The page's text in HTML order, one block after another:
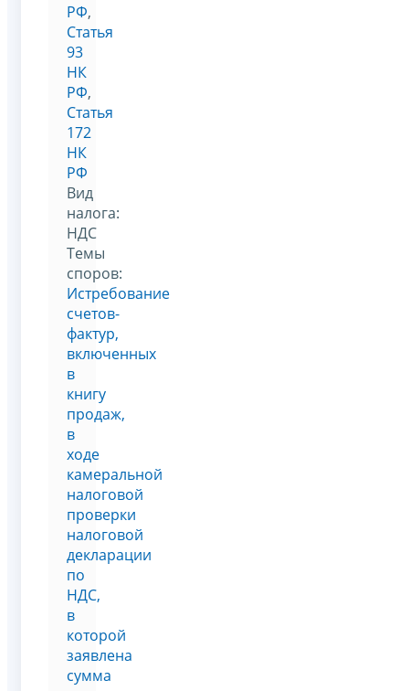
РФ,
Статья
93
НК
РФ,
Статья
172
НК
РФ
Вид
налога:
НДС
Темы
споров:
Истребование
счетов-
фактур,
включенных
в
книгу
продаж,
в
ходе
камеральной
налоговой
проверки
налоговой
декларации
по
НДС,
в
которой
заявлена
сумма